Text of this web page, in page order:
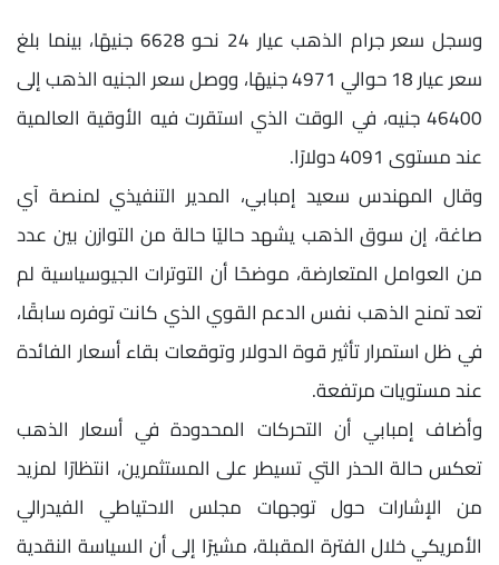
وسجل سعر جرام الذهب عيار 24 نحو 6628 جنيهًا، بينما بلغ
سعر عيار 18 حوالي 4971 جنيهًا، ووصل سعر الجنيه الذهب إلى
46400 جنيه، في الوقت الذي استقرت فيه الأوقية العالمية
عند مستوى 4091 دولارًا.
وقال المهندس سعيد إمبابي، المدير التنفيذي لمنصة آي
صاغة، إن سوق الذهب يشهد حاليًا حالة من التوازن بين عدد
من العوامل المتعارضة، موضحًا أن التوترات الجيوسياسية لم
تعد تمنح الذهب نفس الدعم القوي الذي كانت توفره سابقًا،
في ظل استمرار تأثير قوة الدولار وتوقعات بقاء أسعار الفائدة
عند مستويات مرتفعة.
وأضاف إمبابي أن التحركات المحدودة في أسعار الذهب
تعكس حالة الحذر التي تسيطر على المستثمرين، انتظارًا لمزيد
من الإشارات حول توجهات مجلس الاحتياطي الفيدرالي
الأمريكي خلال الفترة المقبلة، مشيرًا إلى أن السياسة النقدية